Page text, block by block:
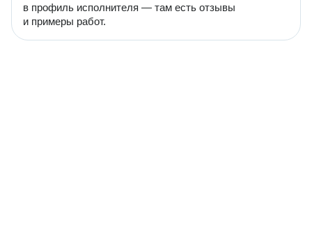
в профиль исполнителя — там есть отзывы
и примеры работ.